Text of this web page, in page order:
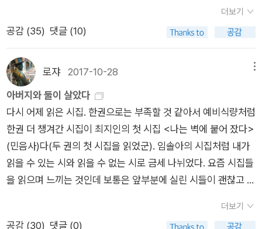
발이 차가웠다”(「이리」), “담벼락에 박혀 있는 못 굵은 노끈 걸려
있다 개 한 마리 목매달려 있다 대롱대롱 개의 신음/소년 창문으
창문 불쑥 창문들”(「리얼리스트」)우리의 목과 가슴과 손과 발이
텅 비지 않도록 이 벽들을 무사히 지나가더라도 우리는 기어이 그
렇게 될 운명이다. 배를 뒤집으면 관이 되듯이 우리를 뒤집어도
관이 된다. 우리는 얼마나 많은 아우성과 함께 뒤집히며 이 광장
을 지나가야 할까. 기록되지 않는 역사가 되면서. 그래서 희망은
낙관하는 허공의 끝이 아니라 삶의 유일한 끈인지 모른다.
ps) 이 시집에서 가장 돋보이는 시는 첫 시이자 등단작인 「돌고
래 선언」과 3부 마지막 시 「인간의 시」, 4부 마지막 시 「리얼리스
적 주체의 선언'이 거듭 새로워지고 갱신되고 있다고 진단한다.
에릭만큼 치밀하진 못했지만 대담성은 범죄자의 전형이었다. 자
라면서 범죄에 치밀함이 더 붙기 시작한 것 같았다. 교묘하게 사
혹. 많은 전과를 저질렀지만 이번 사건이 성폭력 살인사건으로 처
음 적발된 사례인데 과연 이번이 처음이었을까. 2. 10월 두 번째
큰 목표였던 로런스 블록 外 《빛 혹은 그림자》 표지 그림 《케이프
코드의 아침》으로 단편 쓰기를 완료하지 못했다. 하지만 혼자 프
로젝트로 완성할 것이다. 소설책도 내 프로젝트도 만족스럽지 않
아 아쉬운 책으로 기억되리라. 3. 레이 브래드버리 《멜랑콜
리의 묘약》을 읽고 “서정적 과학소설의 개척자”란 수식에 동감
했는데, 스티븐 밀하우저 《밤에 들린 목소리들》 단편집을 미리보
기로 읽다가 이 두 사람 닮았다고 생각했다. 아닌 게 아니라 영향
받은 작가 목록에 브래드버리가 있더만ㅎ. 그가 영향받은 “작가
더보기
공감 (35) 댓글 (10)
로쟈2017-10-28
아버지와 둘이 살았다
다시 어제 읽은 시집. 한권으로는 부족할 것 같아서 예비식량처럼
한권 더 챙겨간 시집이 최지인의 첫 시집 <나는 벽에 붙어 잤다>
(민음사)다(두 권의 첫 시집을 읽었군). 임솔아의 시집처럼 내가
읽을 수 있는 시와 읽을 수 없는 시로 금세 나뉘었다. 요즘 시집들
을 읽으며 느끼는 것인데 보통은 앞부분에 실린 시들이 괜찮고 뒤
들어가서 그렇게 되는 게 아닌가 싶다. 그리고 대표시는 대개 표
더보기
공감 (30) 댓글 (0)